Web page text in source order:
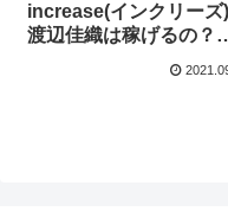
increase(インクリー
渡辺佳織は稼げるの？
とめてみました！